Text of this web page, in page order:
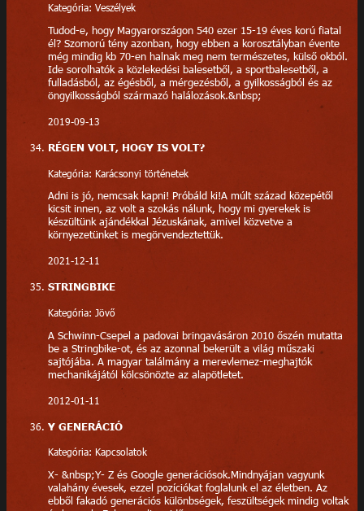
Kategória: Veszélyek
Tudod-e, hogy Magyarországon 540 ezer 15-19 éves korú fiatal
él? Szomorú tény azonban, hogy ebben a korosztályban évente
még mindig kb 70-en halnak meg nem természetes, külső okból.
Ide sorolhatók a közlekedési balesetből, a sportbalesetből, a
fulladásból, az égésből, a mérgezésből, a gyilkosságból és az
öngyilkosságból származó halálozások.&nbsp;
2019-09-13
RÉGEN VOLT, HOGY IS VOLT?
Kategória: Karácsonyi történetek
Adni is jó, nemcsak kapni! Próbáld ki!A múlt század közepétől
kicsit innen, az volt a szokás nálunk, hogy mi gyerekek is
készültünk ajándékkal Jézuskának, amivel közvetve a
környezetünket is megörvendeztettük.
2021-12-11
STRINGBIKE
Kategória: Jövő
A Schwinn-Csepel a padovai bringavásáron 2010 őszén mutatta
be a Stringbike-ot, és az azonnal bekerült a világ műszaki
sajtójába. A magyar találmány a merevlemez-meghajtók
mechanikájától kölcsönözte az alapötletet.
2012-01-11
Y GENERÁCIÓ
Kategória: Kapcsolatok
X- &nbsp;Y- Z és Google generációsok.Mindnyájan vagyunk
valahány évesek, ezzel pozíciókat foglalunk el az életben. Az
ebből fakadó generációs különbségek, feszültségek mindig voltak